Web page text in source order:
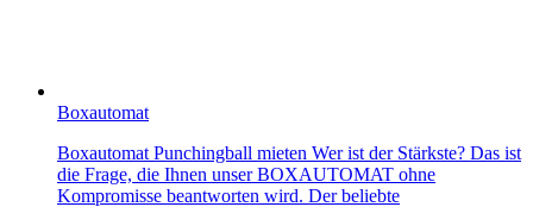
Boxautomat
Boxautomat Punchingball mieten Wer ist der Stärkste? Das ist
die Frage, die Ihnen unser BOXAUTOMAT ohne
Kompromisse beantworten wird. Der beliebte